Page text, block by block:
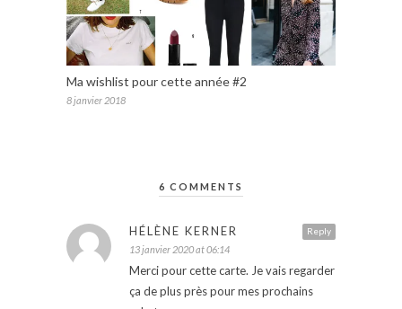
Ma wishlist pour cette année #2
8 janvier 2018
6 COMMENTS
Reply
HÉLÈNE KERNER
13 janvier 2020 at 06:14
Merci pour cette carte. Je vais regarder
ça de plus près pour mes prochains